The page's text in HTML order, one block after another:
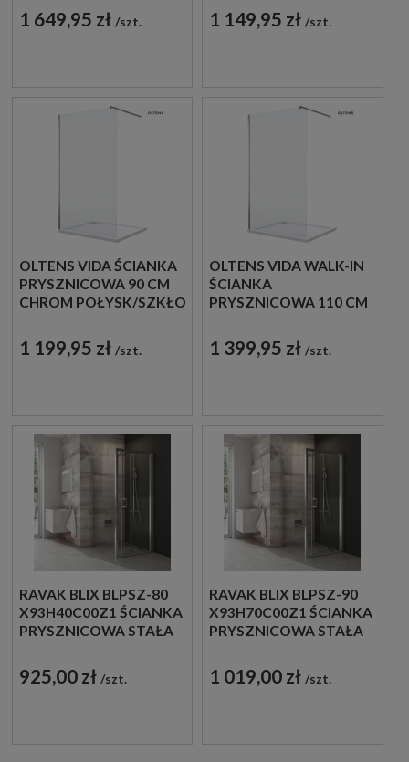
22005100
1 649,95 zł szt.
22001100
1 149,95 zł szt.
OLTENS VIDA ŚCIANKA
PRYSZNICOWA 90 CM
CHROM POŁYSK/SZKŁO
22002100
1 199,95 zł szt.
OLTENS VIDA WALK-IN
ŚCIANKA
PRYSZNICOWA 110 CM
PRZEZROCZYSTE
22006100
1 399,95 zł szt.
RAVAK BLIX BLPSZ-80
X93H40C00Z1 ŚCIANKA
PRYSZNICOWA STAŁA
ALU
925,00 zł szt.
RAVAK BLIX BLPSZ-90
X93H70C00Z1 ŚCIANKA
PRYSZNICOWA STAŁA
ALU
1 019,00 zł szt.